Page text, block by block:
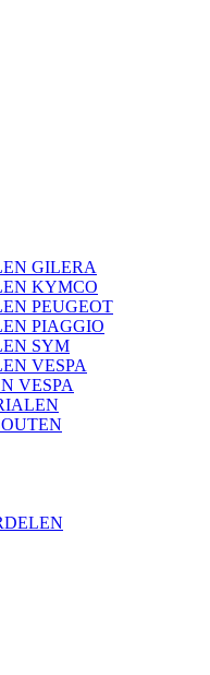
GILERA
KYMCO
PEUGEOT
PIAGGIO
SYM
VESPA
VESPA